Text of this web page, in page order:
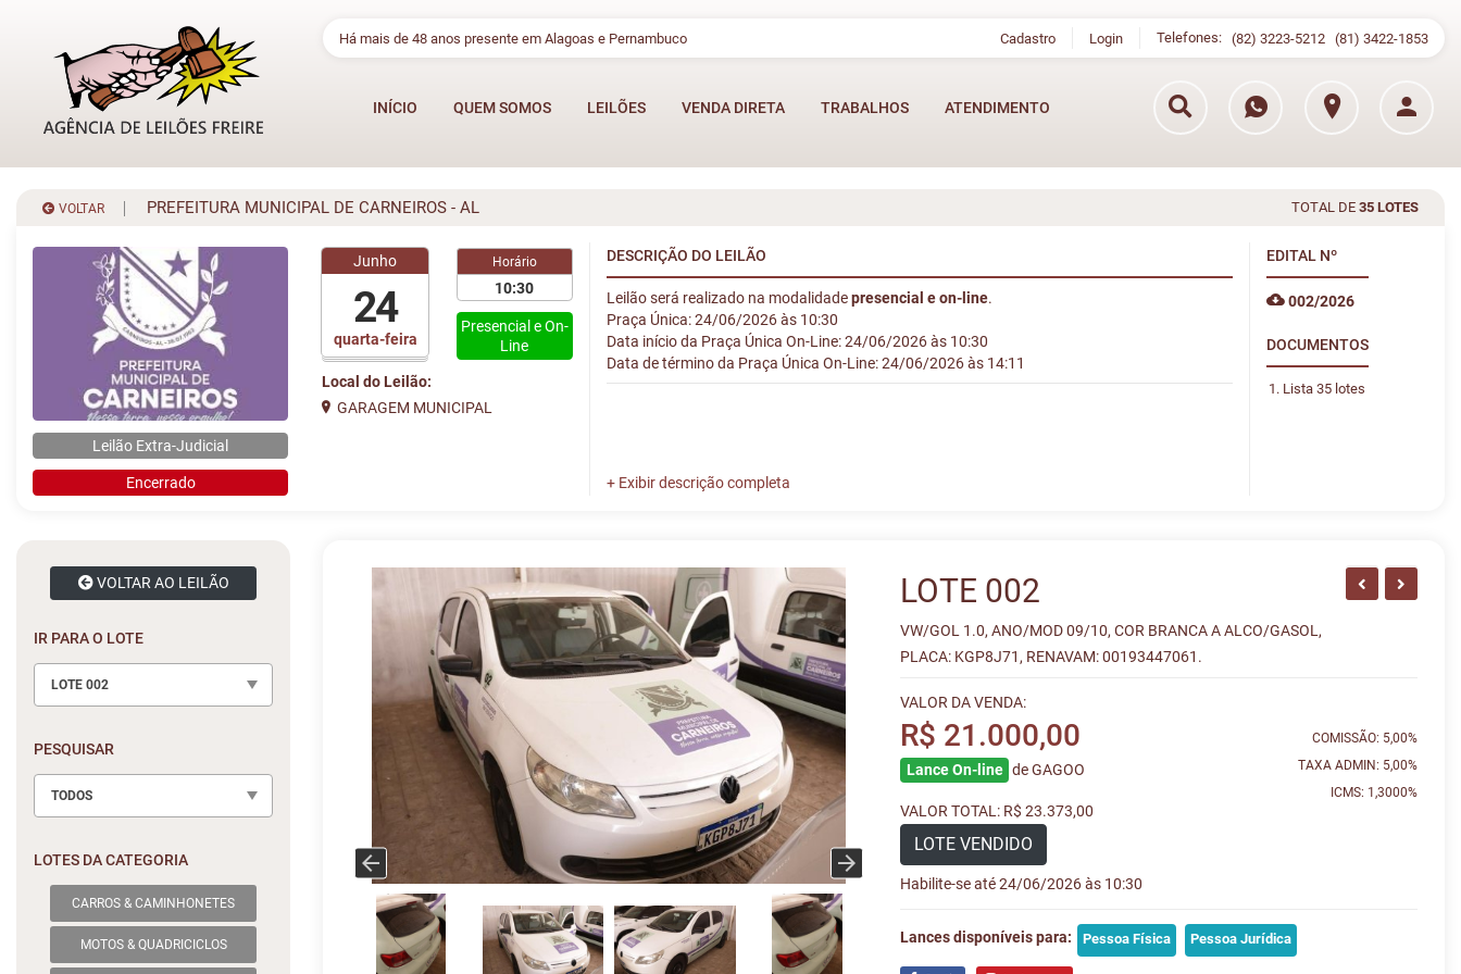
Há mais de 48 anos presente em Alagoas e Pernambuco Cadastro Login Telefones: (82) 3223-5212 (81) 3422-1853
INÍCIO QUEM SOMOS LEILÕES VENDA DIRETA TRABALHOS ATENDIMENTO
VOLTAR PREFEITURA MUNICIPAL DE CARNEIROS - AL TOTAL DE 35 LOTES
Leilão Extra-Judicial
Encerrado
quarta-feira
Junho
24
Horário
10:30
Presencial e On-
Line
Local do Leilão:
GARAGEM MUNICIPAL
DESCRIÇÃO DO LEILÃO
Leilão será realizado na modalidadepresencial e on-line.
Praça Única: 24/06/2026 às 10:30
Data início da Praça Única On-Line: 24/06/2026 às 10:30
Data de término da Praça Única On-Line: 24/06/2026 às 14:11
EDITAL Nº
002/2026
DOCUMENTOS
Lista 35 lotes
VOLTAR AO LEILÃO
IR PARA O LOTE
LOTE 002
PESQUISAR
TODOS
LOTES DA CATEGORIA
CARROS & CAMINHONETES
MOTOS & QUADRICICLOS
LOTE 002
VW/GOL 1.0, ANO/MOD 09/10, COR BRANCA A ALCO/GASOL,
PLACA: KGP8J71, RENAVAM: 00193447061.
VALOR DA VENDA:
R$ 21.000,00
Lance On-line de GAGOO
VALOR TOTAL: R$ 23.373,00
LOTE VENDIDO
Habilite-se até 24/06/2026 às 10:30
COMISSÃO: 5,00%
TAXA ADMIN: 5,00%
ICMS: 1,3000%
Lances disponíveis para: Pessoa Física Pessoa Jurídica